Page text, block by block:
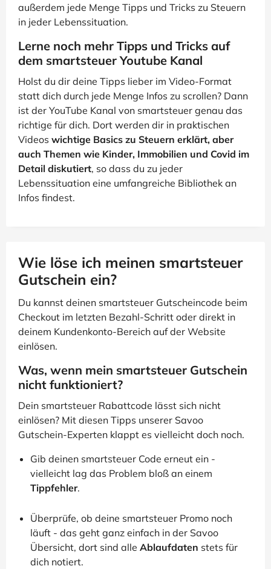
außerdem jede Menge Tipps und Tricks zu Steuern
in jeder Lebenssituation.
Lerne noch mehr Tipps und Tricks auf
dem smartsteuer Youtube Kanal
Holst du dir deine Tipps lieber im Video-Format
statt dich durch jede Menge Infos zu scrollen? Dann
ist der YouTube Kanal von smartsteuer genau das
richtige für dich. Dort werden dir in praktischen
Videos wichtige Basics zu Steuern erklärt, aber
auch Themen wie Kinder, Immobilien und Covid im
Detail diskutiert, so dass du zu jeder
Lebenssituation eine umfangreiche Bibliothek an
Infos findest.
Wie löse ich meinen smartsteuer
Gutschein ein?
Du kannst deinen smartsteuer Gutscheincode beim
Checkout im letzten Bezahl-Schritt oder direkt in
deinem Kundenkonto-Bereich auf der Website
einlösen.
Was, wenn mein smartsteuer Gutschein
nicht funktioniert?
Dein smartsteuer Rabattcode lässt sich nicht
einlösen? Mit diesen Tipps unserer Savoo
Gutschein-Experten klappt es vielleicht doch noch.
Gib deinen smartsteuer Code erneut ein -
vielleicht lag das Problem bloß an einem
Tippfehler.
Überprüfe, ob deine smartsteuer Promo noch
läuft - das geht ganz einfach in der Savoo
Übersicht, dort sind alle Ablaufdaten stets für
dich notiert.